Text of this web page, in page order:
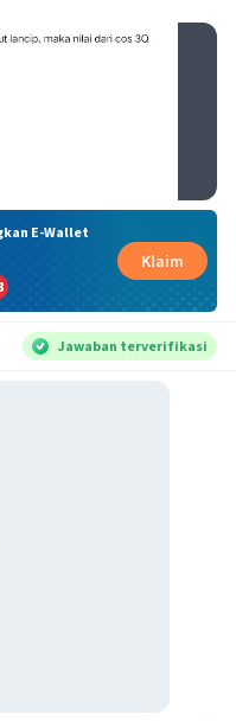
E-Wallet
Klaim
Jawaban terverifikasi